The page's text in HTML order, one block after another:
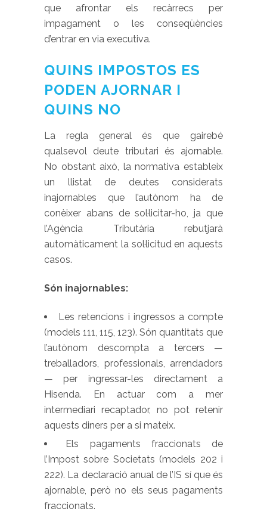
que afrontar els recàrrecs per
impagament o les conseqüències
d’entrar en via executiva.
QUINS IMPOSTOS ES
PODEN AJORNAR I
QUINS NO
La regla general és que gairebé
qualsevol deute tributari és ajornable.
No obstant això, la normativa estableix
un llistat de deutes considerats
inajornables que l’autònom ha de
conèixer abans de sol·licitar-ho, ja que
l’Agència Tributària rebutjarà
automàticament la sol·licitud en aquests
casos.
Són inajornables:
Les retencions i ingressos a compte
(models 111, 115, 123). Són quantitats que
l’autònom descompta a tercers —
treballadors, professionals, arrendadors
— per ingressar-les directament a
Hisenda. En actuar com a mer
intermediari recaptador, no pot retenir
aquests diners per a si mateix.
Els pagaments fraccionats de
l’Impost sobre Societats (models 202 i
222). La declaració anual de l’IS sí que és
ajornable, però no els seus pagaments
fraccionats.